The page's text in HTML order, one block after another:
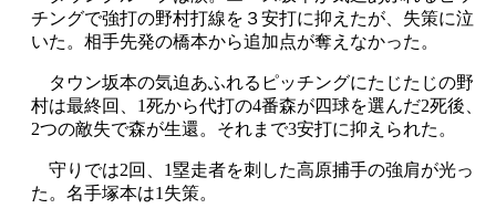
チングで強打の野村打線を３安打に抑えたが、失策に泣
いた。相手先発の橋本から追加点が奪えなかった。
タウン坂本の気迫あふれるピッチングにたじたじの野
村は最終回、1死から代打の4番森が四球を選んだ2死後、
2つの敵失で森が生還。それまで3安打に抑えられた。
守りでは2回、1塁走者を刺した高原捕手の強肩が光っ
た。名手塚本は1失策。